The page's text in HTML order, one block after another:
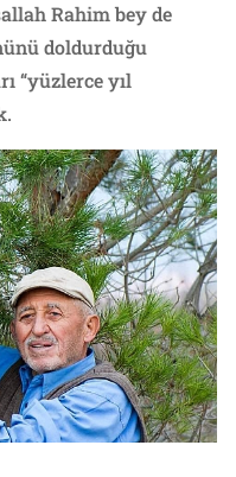
Rahim bey de
doldurduğu
“yüzlerce yıl